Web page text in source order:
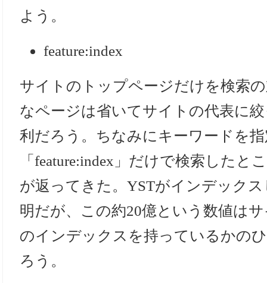
よう。
feature:index
サイトのトップページだけを検索
なページは省いてサイトの代表に
利だろう。ちなみにキーワードを
「feature:index」だけで検索したと
が返ってきた。YSTがインデック
明だが、この約20億という数値は
のインデックスを持っているかの
ろう。